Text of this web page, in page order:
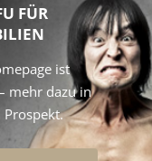
€ 3.576 / m²
FÜR
ist
mehr dazu in
Prospekt.